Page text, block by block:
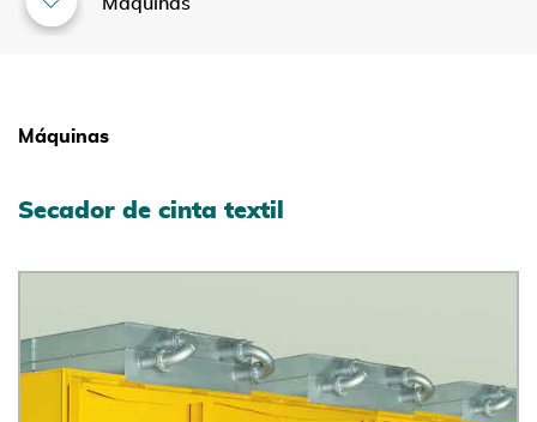
Máquinas
Secador de cinta textil